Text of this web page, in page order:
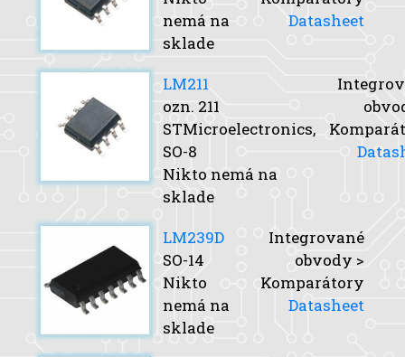
nemá na
sklade
Datasheet
LM211
ozn. 211
STMicroelectronics,
SO-8
Nikto nemá na
sklade
LM239D
SO-14
Nikto
nemá na
sklade
Integrované
obvody >
Komparátory
Datasheet